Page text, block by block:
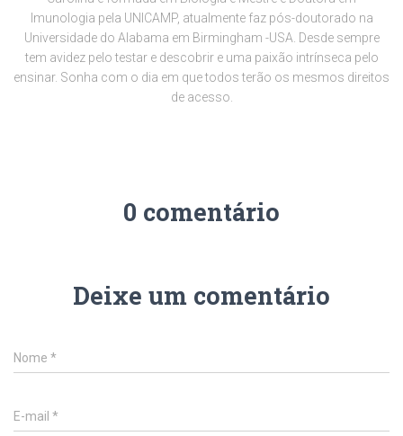
Imunologia pela UNICAMP, atualmente faz pós-doutorado na
Universidade do Alabama em Birmingham -USA. Desde sempre
tem avidez pelo testar e descobrir e uma paixão intrínseca pelo
ensinar. Sonha com o dia em que todos terão os mesmos direitos
de acesso.
0 comentário
Deixe um comentário
Nome *
E-mail *